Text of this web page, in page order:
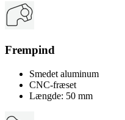
Frempind
Smedet aluminum
CNC-fræset
Længde: 50 mm